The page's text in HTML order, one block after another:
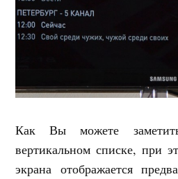
Как Вы можете
вертикальном списке, при
экрана отображается